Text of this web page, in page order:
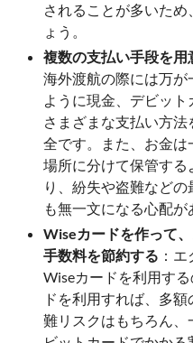
されることが多いた
ょう。
複数の支払い手段を用
海外渡航の際には万が
ように現金、デビッ
さまざまな支払い方
全です。また、お金
場所に分けて保管する
り、紛失や盗難など
も無一文になる心配が
Wiseカードを作って
手数料を節約する ：
Wiseカードを利用す
ドを利用すれば、多
難リスクはもちろん